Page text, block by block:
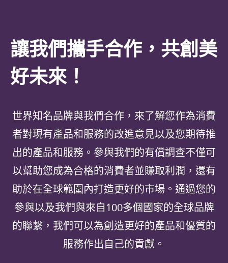
讓我們攜手合作，共創美
好未來！
世界知名品牌與我們合作，來了解您作為消費
者對現有產品和服務的改進意見以及您期待推
出的產品和服務。參與我們的有償調查不僅可
以幫助您成為合格的消費者並賺取利潤，還有
助於在全球範圍內打造更好的市場。通過您的
參與以及我們與來自100多個國家的全球品牌
的聯繫，我們可以為創造更好的產品和優質的
服務作出自己的貢獻。